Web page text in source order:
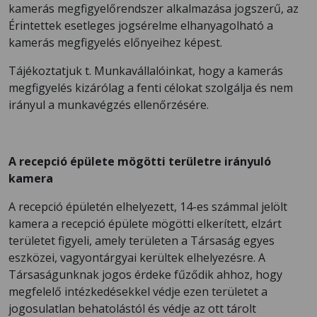
kamerás megfigyelőrendszer alkalmazása jogszerű, az
Érintettek esetleges jogsérelme elhanyagolható a
kamerás megfigyelés előnyeihez képest.
Tájékoztatjuk t. Munkavállalóinkat, hogy a kamerás
megfigyelés kizárólag a fenti célokat szolgálja és nem
irányul a munkavégzés ellenőrzésére.
A recepció épülete mögötti területre irányuló
kamera
A recepció épületén elhelyezett, 14-es számmal jelölt
kamera a recepció épülete mögötti elkerített, elzárt
területet figyeli, amely területen a Társaság egyes
eszközei, vagyontárgyai kerültek elhelyezésre. A
Társaságunknak jogos érdeke fűződik ahhoz, hogy
megfelelő intézkedésekkel védje ezen területet a
jogosulatlan behatolástól és védje az ott tárolt